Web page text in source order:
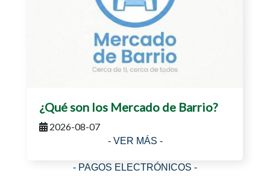
¿Qué son los Mercado de Barrio?
2026-08-07
- VER MÁS -
- PAGOS ELECTRÓNICOS -